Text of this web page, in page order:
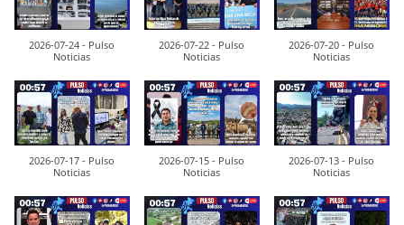
2026-07-24 - Pulso
Noticias
2026-07-22 - Pulso
Noticias
2026-07-20 - Pulso
Noticias
2026-07-17 - Pulso
Noticias
2026-07-15 - Pulso
Noticias
2026-07-13 - Pulso
Noticias